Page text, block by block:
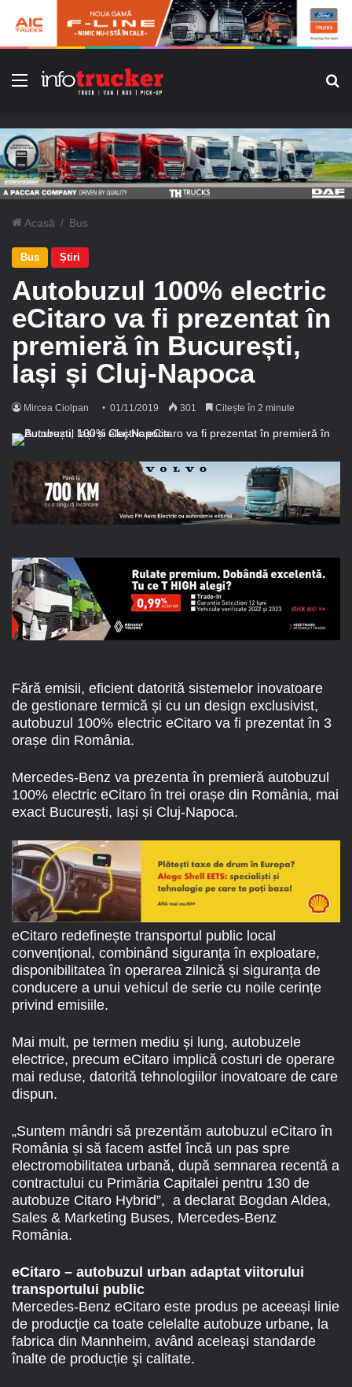
Meniu
Acasă / Bus
Bus Știri
Autobuzul 100% electric
eCitaro va fi prezentat în
premieră în București,
Iași și Cluj-Napoca
Mircea Ciolpan 01/11/2019 301 Citește în 2 minute
Fără emisii, eficient datorită sistemelor inovatoare
de gestionare termică și cu un design exclusivist,
autobuzul 100% electric eCitaro va fi prezentat în 3
orașe din România.
Mercedes-Benz va prezenta în premieră autobuzul
100% electric eCitaro în trei orașe din România, mai
exact București, Iași și Cluj-Napoca.
eCitaro redefinește transportul public local
convențional, combinând siguranța în exploatare,
disponibilitatea în operarea zilnică și siguranța de
conducere a unui vehicul de serie cu noile cerințe
privind emisiile.
Mai mult, pe termen mediu și lung, autobuzele
electrice, precum eCitaro implică costuri de operare
mai reduse, datorită tehnologiilor inovatoare de care
dispun.
„Suntem mândri să prezentăm autobuzul eCitaro în
România și să facem astfel încă un pas spre
electromobilitatea urbană, după semnarea recentă a
contractului cu Primăria Capitalei pentru 130 de
autobuze Citaro Hybrid”, a declarat Bogdan Aldea,
Sales & Marketing Buses, Mercedes-Benz
România.
eCitaro – autobuzul urban adaptat viitorului
transportului public
Mercedes-Benz eCitaro este produs pe aceeași linie
de producție ca toate celelalte autobuze urbane, la
fabrica din Mannheim, având aceleaşi standarde
înalte de producție şi calitate.